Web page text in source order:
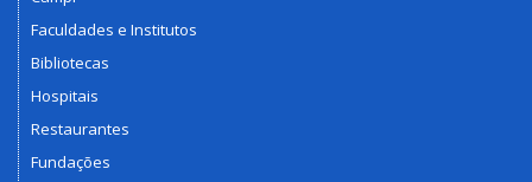
Faculdades e Institutos
Bibliotecas
Hospitais
Restaurantes
Fundações